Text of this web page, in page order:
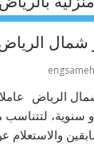
engsameh
سنوية،